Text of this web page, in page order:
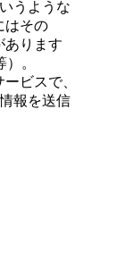
うような
はその
あります
。
ビスで、
報を送信